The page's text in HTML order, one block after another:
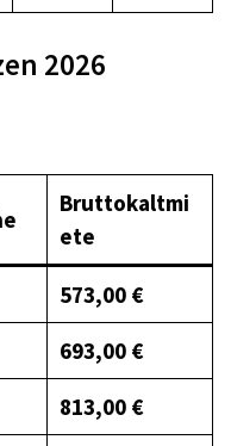
2026
Bruttokaltmi
ete
573,00 €
693,00 €
813,00 €